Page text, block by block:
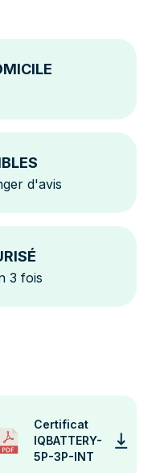
d'avis
3 fois
Certificat
IQBATTERY-
5P-3P-INT